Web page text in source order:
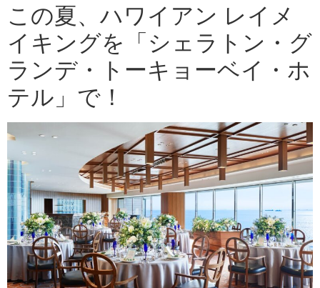
この夏、ハワイアン レイメ
イキングを「シェラトン・グ
ランデ・トーキョーベイ・ホ
テル」で！